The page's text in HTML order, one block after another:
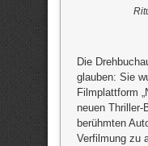
Die
glauben: Sie
Filmplattform
neuen Thriller-
berühmten
Verfilmung zu